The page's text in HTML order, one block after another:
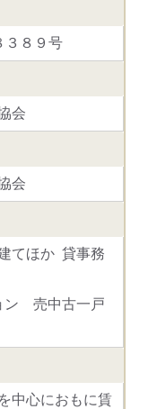
８９号
会
会
てほか 貸事務
ン 売中古一戸
中心におもに賃